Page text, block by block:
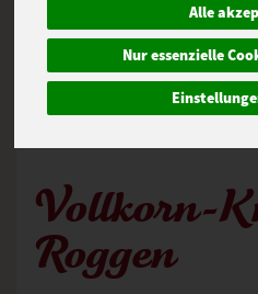
Alle
Nur essenzielle
Vollkorn-
Roggen